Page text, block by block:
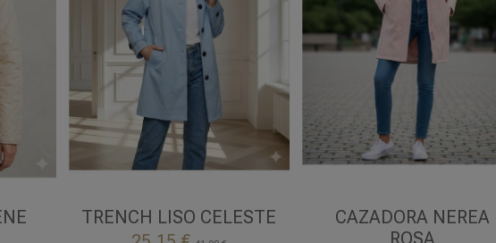
TRENCH LISO CELESTE
M
 Añadir al carrito
CAZADORA NEREA
ROSA